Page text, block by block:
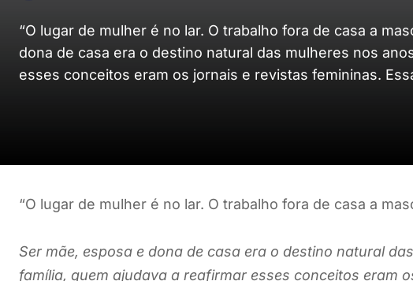
“O lugar de mulher é no lar. O trabalho fora de casa a
dona de casa era o destino natural das mulheres nos
esses conceitos eram os jornais e revistas femininas.
“O lugar de mulher é no lar. O trabalho fora de casa a
Ser mãe, esposa e dona de casa era o destino natural
família, quem ajudava a reafirmar esses conceitos eram